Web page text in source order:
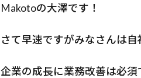
Makotoの大澤です！
さて早速ですがみなさんは
企業の成長に業務改善は必